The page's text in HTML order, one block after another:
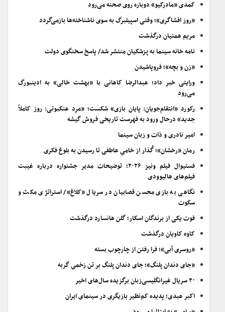
کمدی «مادرکیو» دوباره روی صحنه می‌رود
«روز افشاگری»؛ وقتی اسپیلبرگ به سوی ناشناخته‌ها بازمی‌گردد
مریم همتیان درگذشت
نامه خانه سینما به پزشکیان منتشر شد/ پاسخ سخنگوی دولت
«زن و بچه»؛ فروپاشیدن
ورایتی خبر داد؛ عبدالرضا کاهانی با «بهشت خالی» به ادینبورگ
می‌رود
رکورد «انتقام‌جویان: پایان بازی» شکست؛ «مرد عنکبوتی: روز کاملاً
جدید» درحال ورود به فهرست تاریخی فروش گیشه
امیر نادری و ذات و زبان سینما
رمان «رخشان»؛ گُذار از خامیِ عاطفی تا رسیدن به بلوغ فکری
فستیوال فیلم ونیز ۲۰۲۶؛ توضیحات مدیر جشنواره درباره غیبت
فیلم‌های هالیوودی
نگاهی به بازی محسن قصابیان در سریال «کلاغ»/ استراتژی مکث و
سکوت
فوت یکی از برندگان اسکار؛ گلن هانسارد درگذشت
کاوه کاویان درگذشت
«روسری آبی»؛ فرا رفتن از چارچوب بسته
«جای دندان پلنگ»؛ جای دندان پلنگ بر تن زخمی گربه
۲۰ سریال غیرانگلیسی‌زبان برگزیده سال‌های اخیر
اکبر عبدی؛ پدیده کم‌نظیر بازیگری در سینمای ایران